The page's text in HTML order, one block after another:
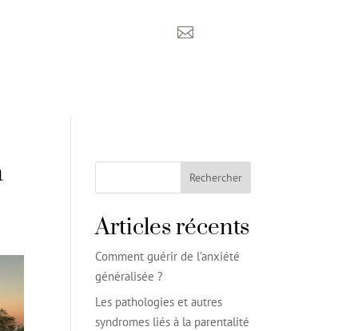

Rechercher
Articles récents
Comment guérir de l’anxiété
généralisée ?
Les pathologies et autres
syndromes liés à la parentalité